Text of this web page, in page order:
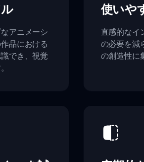
アニメーシ
品における
でき、視覚
使いや
直感的なイ
の必要を
の創造性に